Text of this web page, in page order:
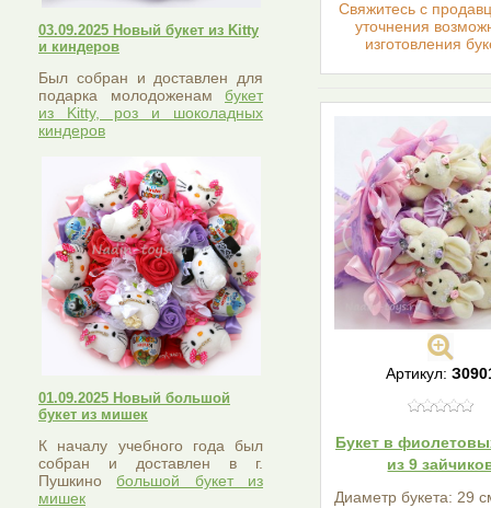
03.09.2025 Новый букет из Kitty
и киндеров
Был собран и доставлен для
подарка молодоженам букет
из Kitty, роз и шоколадных
киндеров
01.09.2025 Новый большой
букет из мишек
К началу учебного года был
собран и доставлен в г.
Пушкинобольшой букет из
мишек
Cвяжитесь с
уточнения
изготовления
Артикул:
Букет в
из 9
Диаметр букета: 29